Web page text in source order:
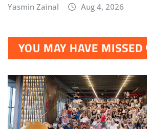
Yasmin Zainal Aug 4, 2026
YOU MAY HAVE MISSED